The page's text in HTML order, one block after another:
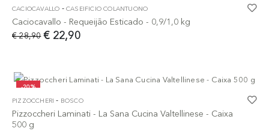
CACIOCAVALLO -CASEIFICIO COLANTUONO
Caciocavallo - Requeijão Esticado - 0,9/1,0 kg
€ 22,90
€ 28,90
-20%
PIZZOCCHERI - BOSCO
Pizzoccheri Laminati - La Sana Cucina Valtellinese - Caixa
500 g